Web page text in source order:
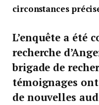
circonstances
L’enquête a été
recherche
brigade de
témoignages
de nouvelles